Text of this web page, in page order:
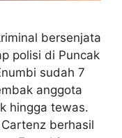
bersenjata
polisi di Puncak
sudah 7
anggota
hingga tewas.
berhasil